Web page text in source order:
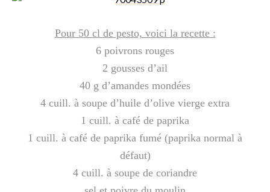
Pour 50 cl de pesto, voici la recette :
6 poivrons rouges
2 gousses d’ail
40 g d’amandes mondées
4 cuill. à soupe d’huile d’olive vierge extra
1 cuill. à café de paprika
1 cuill. à café de paprika fumé (paprika normal à
défaut)
4 cuill. à soupe de coriandre